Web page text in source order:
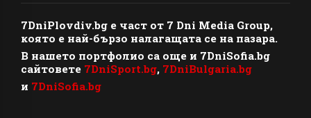
7DniPlovdiv.bg e част от 7 Dni Media Group,
която е най-бързо налагащата се на пазара.
В нашето портфолио са още и 7DniSofia.bg
сайтовете 7DniSport.bg, 7DniBulgaria.bg
и 7DniSofia.bg